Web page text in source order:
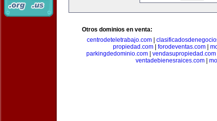
Otros dominios en venta:
centrodeteletrabajo.com
propiedad.com
forodeventas.com
parkingdedominio.com| vendasupropiedad.com|
ventadebienesraices.com